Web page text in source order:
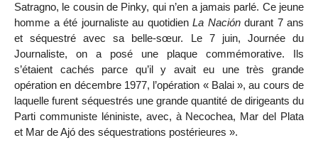
Satragno, le cousin de Pinky, qui n’en a jamais parlé. Ce jeune
homme a été journaliste au quotidien La Nacióndurant 7 ans
et séquestré avec sa belle-sœur. Le 7 juin, Journée du
Journaliste, on a posé une plaque commémorative. Ils
s’étaient cachés parce qu’il y avait eu une très grande
opération en décembre 1977, l’opération « Balai », au cours de
laquelle furent séquestrés une grande quantité de dirigeants du
Parti communiste léniniste, avec, à Necochea, Mar del Plata
et Mar de Ajó des séquestrations postérieures ».